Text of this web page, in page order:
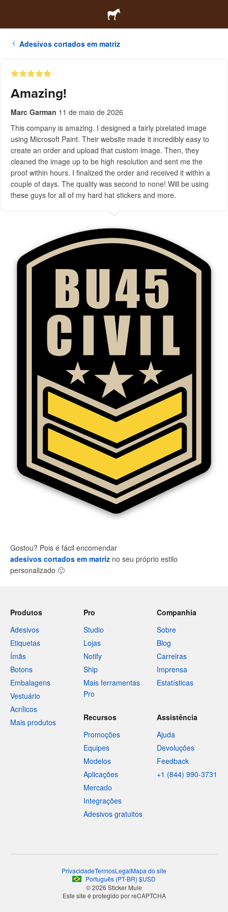
Adesivos cortados em matriz
Amazing!
Marc Garman 11 de maio de 2026
This company is amazing. I designed a fairly pixelated image
using Microsoft Paint. Their website made it incredibly easy to
create an order and upload that custom image. Then, they
cleaned the image up to be high resolution and sent me the
proof within hours. I finalized the order and received it within a
couple of days. The quality was second to none! Will be using
these guys for all of my hard hat stickers and more.
Gostou? Pois é fácil encomendar
adesivos cortados em matriz no seu próprio estilo
personalizado 🙂
Produtos
Adesivos
Etiquetas
Ímãs
Botons
Embalagens
Vestuário
Acrílicos
Mais produtos
Pro
Studio
Lojas
Notify
Ship
Mais ferramentas
Pro
Companhia
Sobre
Blog
Carreiras
Imprensa
Estatísticas
Recursos
Promoções
Equipes
Modelos
Aplicações
Mercado
Integrações
Adesivos gratuitos
Assistência
Ajuda
Devoluções
Feedback
+1 (844) 990-3731
PrivacidadeTermosLegalMapa do site
Português (PT-BR) $USD
© 2026 Sticker Mule
Este site é protegido por reCAPTCHA